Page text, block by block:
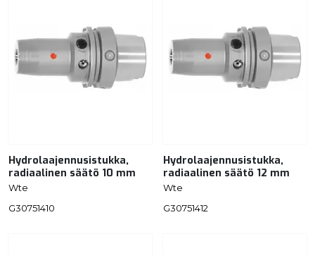
Hydrolaajennusistukka,
radiaalinen säätö 10 mm
Wte
G30751410
Hydrolaajennusistukka,
radiaalinen säätö 12 mm
Wte
G30751412